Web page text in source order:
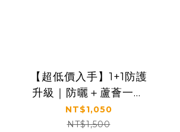
【超低價入手】1+1防護
升級｜防曬＋蘆薈一次
帶走｜【KS】1+1完整呵
護一組入(抗光清爽高防
NT$1,050
NT$1,500